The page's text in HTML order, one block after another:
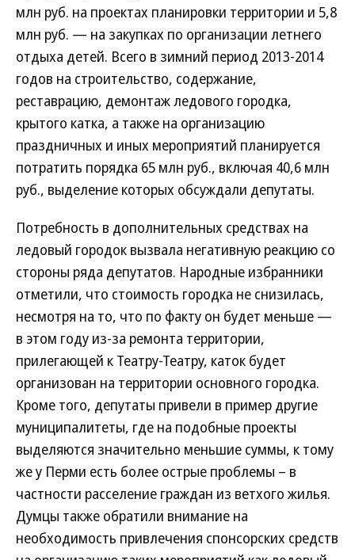
млн руб. на проектах планировки территории и 5,8
млн руб. — на закупках по организации летнего
отдыха детей. Всего в зимний период 2013-2014
годов на строительство, содержание,
реставрацию, демонтаж ледового городка,
крытого катка, а также на организацию
праздничных и иных мероприятий планируется
потратить порядка 65 млн руб., включая 40,6 млн
руб., выделение которых обсуждали депутаты.
Потребность в дополнительных средствах на
ледовый городок вызвала негативную реакцию со
стороны ряда депутатов. Народные избранники
отметили, что стоимость городка не снизилась,
несмотря на то, что по факту он будет меньше —
в этом году из-за ремонта территории,
прилегающей к Театру-Театру, каток будет
организован на территории основного городка.
Кроме того, депутаты привели в пример другие
муниципалитеты, где на подобные проекты
выделяются значительно меньшие суммы, к тому
же у Перми есть более острые проблемы – в
частности расселение граждан из ветхого жилья.
Думцы также обратили внимание на
необходимость привлечения спонсорских средств